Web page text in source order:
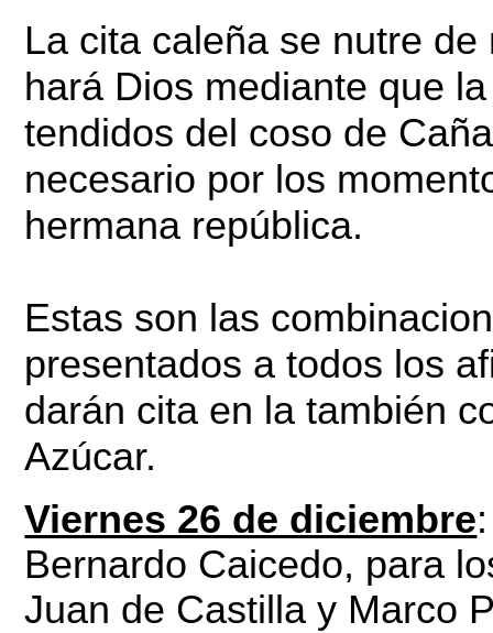
La cita caleña se nutre
hará Dios mediante que
tendidos del coso de
necesario por los
hermana república.
Estas son las
presentados a todos los
darán cita en la también
Azúcar.
Viernes 26 de diciembre
Bernardo Caicedo, para
Juan de Castilla y Marco